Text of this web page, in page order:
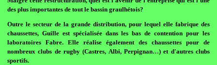
des plus importantes de tout le bassin graulhétois?
Outre le secteur de la grande distribution, pour lequel elle fabrique des
chaussettes, Guille est spécialisée dans les bas de contention pour les
laboratoires Fabre. Elle réalise également des chaussettes pour de
nombreux clubs de rugby (Castres, Albi, Perpignan…) et d'autres clubs
sportifs.